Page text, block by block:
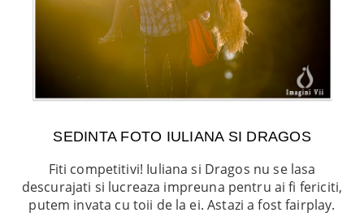
SEDINTA FOTO IULIANA SI DRAGOS
Fiti competitivi! Iuliana si Dragos nu se lasa
descurajati si lucreaza impreuna pentru ai fi fericiti,
putem invata cu toii de la ei. Astazi a fost fairplay.